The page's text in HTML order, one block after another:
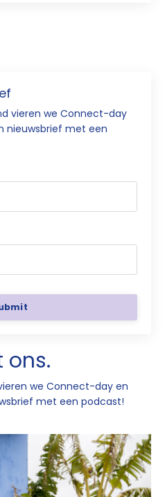
vieren we Connect-day
nieuwsbrief met een
ons.
we Connect-day en
met een podcast!